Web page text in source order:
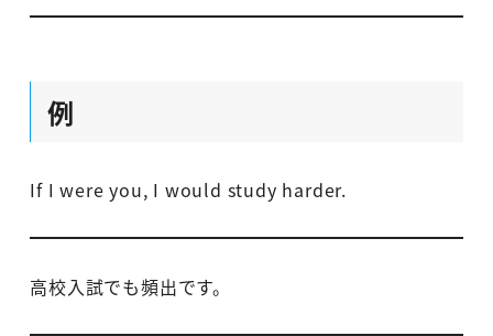
例
If I were you, I would study harder.
高校入試でも頻出です。